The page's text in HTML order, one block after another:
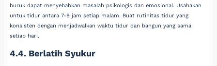
buruk dapat menyebabkan masalah psikologis dan emosional. Usahakan
untuk tidur antara 7-9 jam setiap malam. Buat rutinitas tidur yang
konsisten dengan menjadwalkan waktu tidur dan bangun yang sama
setiap hari.
4.4. Berlatih Syukur